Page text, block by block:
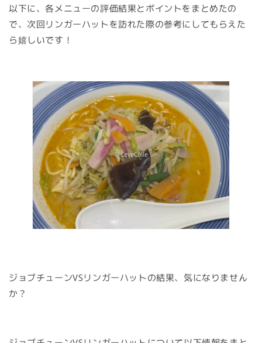
以下に、各メニューの評価結果とポイントをまとめたの
で、次回リンガーハットを訪れた際の参考にしてもらえた
ら嬉しいです！
ジョブチューンVSリンガーハットの結果、気になりません
か？